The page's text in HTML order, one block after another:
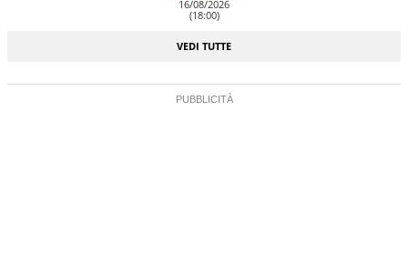
16/08/2026
(18:00)
VEDI TUTTE